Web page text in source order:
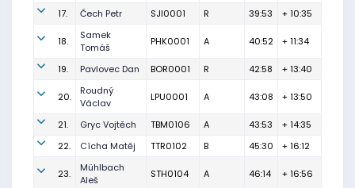
17. Čech Petr SJI0001 R 39:53 + 10:35
18.
Samek
Tomáš
PHK0001 A 40:52 + 11:34
19. Pavlovec Dan BOR0001 R 42:58 + 13:40
20.
Roudný
Václav
LPU0001 A 43:08 + 13:50
21. Gryc Vojtěch TBM0106 A 43:53
+ 14:35
22.
Cícha Matěj TTR0102 B 45:30 + 16:12
23.
Mühlbach
Aleš
STH0104 A 46:14 + 16:56